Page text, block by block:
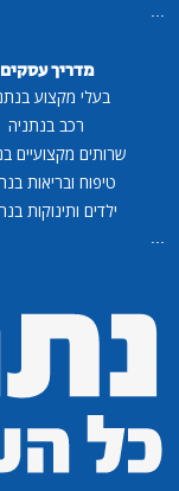
מדריך עסקים
בעלי מקצוע
רכב בנתניה
שרותים מקצועיים
טיפוח ובריאות
ילדים ותינוקות